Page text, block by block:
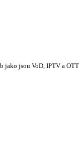
jako jsou VoD, IPTV a OTT